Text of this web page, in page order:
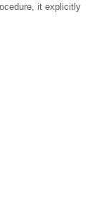
it explicitly